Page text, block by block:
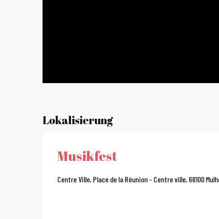
Lokalisierung
Musikfest
Centre Ville, Place de la Réunion - Centre ville, 68100